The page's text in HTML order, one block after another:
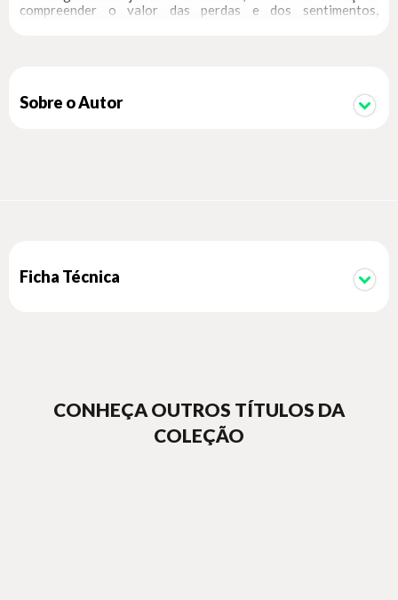
compreender o valor das perdas e dos sentimentos,
sua vida.
Sobre o Autor
Ficha Técnica
CONHEÇA OUTROS TÍTULOS DA
COLEÇÃO